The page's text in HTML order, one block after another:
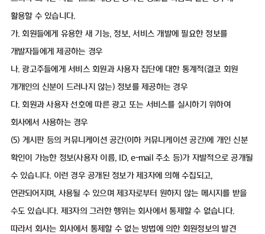
활용할 수 있습니다.
가. 회원들에게 유용한 새 기능, 정보, 서비스 개발에 필요한 정보를
개발자들에게 제공하는 경우
나. 광고주들에게 서비스 회원과 사용자 집단에 대한 통계적(결코 회원
개개인의 신분이 드러나지 않는) 정보를 제공하는 경우
다. 회원과 사용자 선호에 따른 광고 또는 서비스를 실시하기 위하여
회사에서 사용하는 경우
(5) 게시판 등의 커뮤니케이션 공간(이하 커뮤니케이션 공간)에 개인 신분
확인이 가능한 정보(사용자 이름, ID, e-mail 주소 등)가 자발적으로 공개될
수 있습니다. 이런 경우 공개된 정보가 제3자에 의해 수집되고,
연관되어지며, 사용될 수 있으며 제3자로부터 원하지 않는 메시지를 받을
수도 있습니다. 제3자의 그러한 행위는 회사에서 통제할 수 없습니다.
따라서 회사는 회사에서 통제할 수 없는 방법에 의한 회원정보의 발견